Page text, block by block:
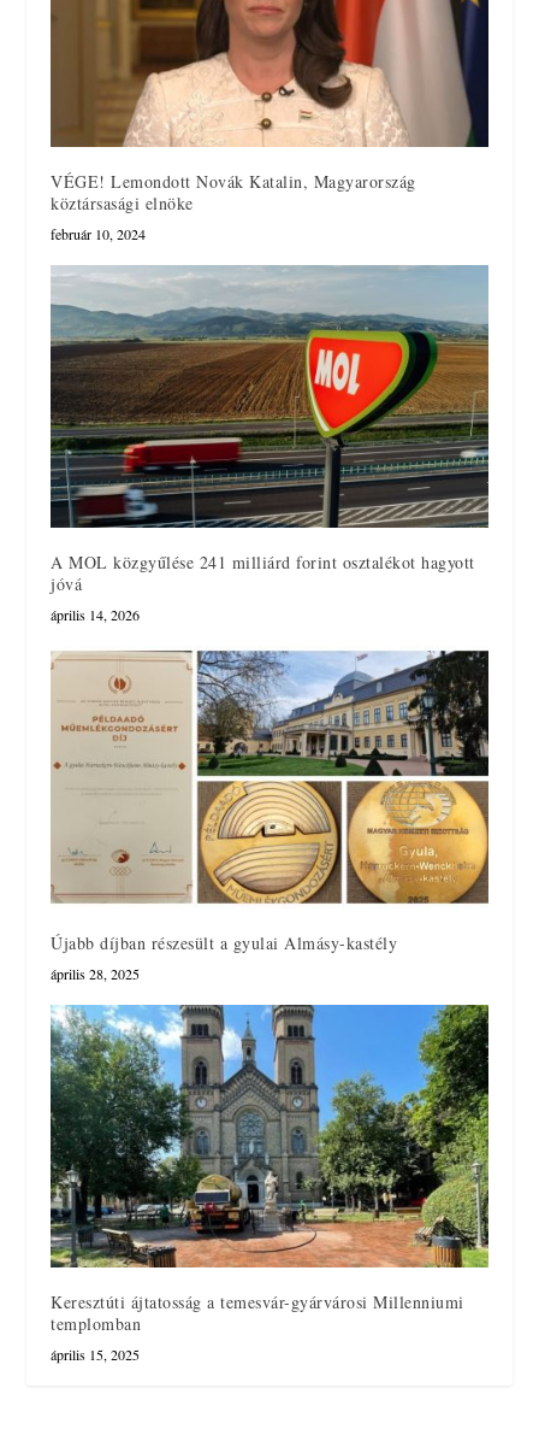
VÉGE! Lemondott Novák Katalin, Magyarország
köztársasági elnöke
február 10, 2024
A MOL közgyűlése 241 milliárd forint osztalékot hagyott
jóvá
április 14, 2026
Újabb díjban részesült a gyulai Almásy-kastély
április 28, 2025
Keresztúti ájtatosság a temesvár-gyárvárosi Millenniumi
templomban
április 15, 2025